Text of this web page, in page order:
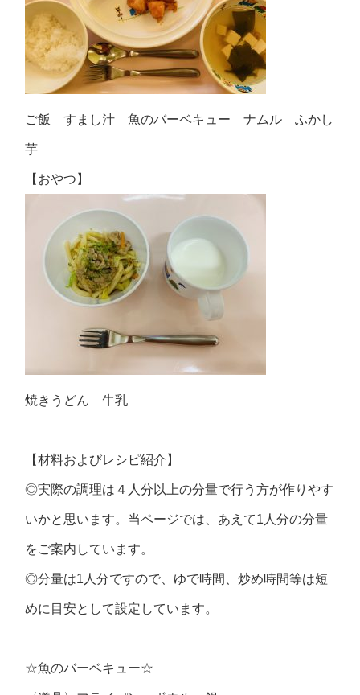
ご飯 すまし汁 魚のバーベキュー ナムル ふかし
芋
【おやつ】
焼きうどん 牛乳
【材料およびレシピ紹介】
◎実際の調理は４人分以上の分量で行う方が作りやす
いかと思います。当ページでは、あえて1人分の分量
をご案内しています。
◎分量は1人分ですので、ゆで時間、炒め時間等は短
めに目安として設定しています。
☆魚のバーベキュー☆